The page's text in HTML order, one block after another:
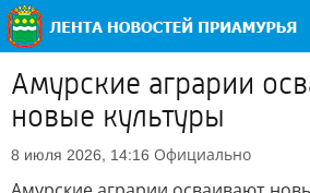
Амурские аграрии
новые культуры
8 июля 2026, 14:16 Официально